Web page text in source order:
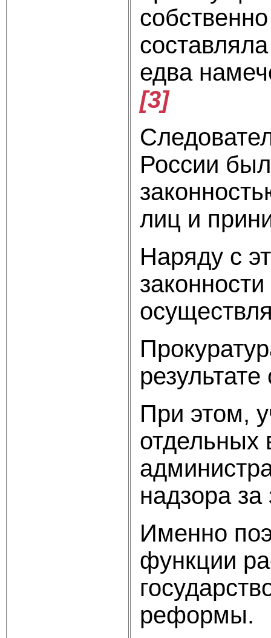
едва
[3]
России
лиц и
Наряду с
При этом,
отдельных
надзора
Именно
функции
реформы.